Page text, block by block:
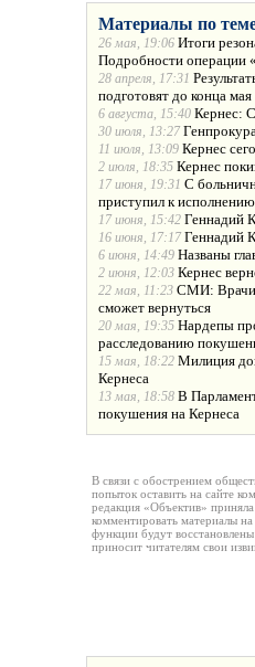
Материалы по
26 мая, 19:06 Итоги
Подробности операции
28 апреля, 17:31
подготовят до конца мая
6 августа, 15:40 Кернес:
30 июля, 13:27
11 июля, 13:09 Кернес
2 июля, 18:35 Кернес
17 июня, 19:31 С
приступил к
17 июня, 15:42 Геннадий
16 июня, 17:17 Геннадий
6 июня, 14:49 Названы
2 июня, 12:03 Кернес
22 мая, 11:23 СМИ: Врачи
сможет вернуться
20 мая, 19:35 Нардепы
расследованию
15 мая, 18:22 Милиция
Кернеса
13 мая, 18:58 В
покушения на Кернеса
В связи с обострением
попыток оставить на сайте
редакция «Объектив»
комментировать материалы
функции будут
приносит читателям свои